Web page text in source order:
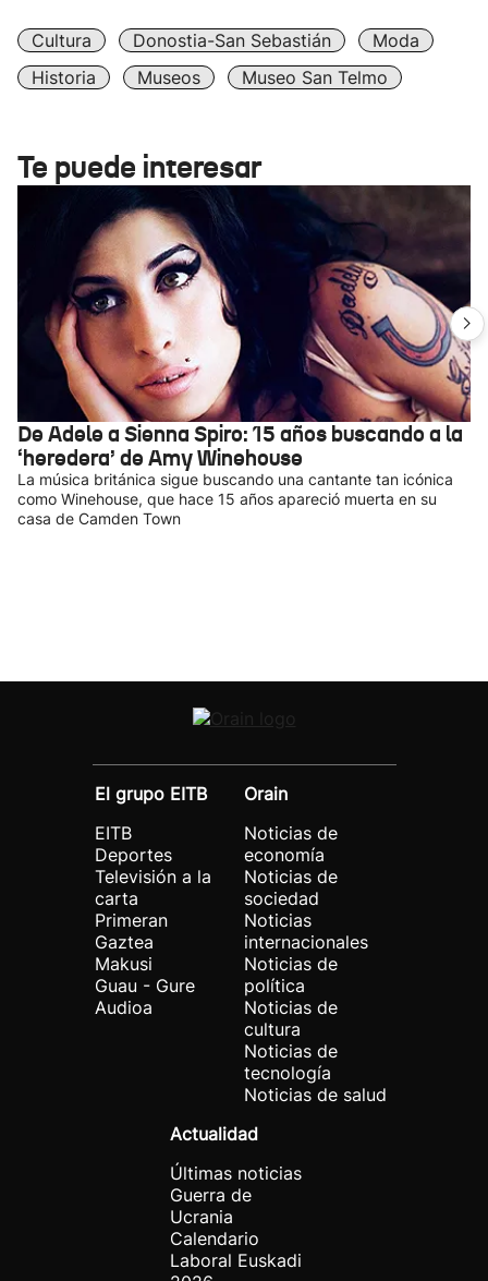
Cultura Donostia-San Sebastián
Moda
Historia
Museos Museo San Telmo
Te puede interesar
De Adele a Sienna Spiro: 15 años buscando a la
‘heredera’ de Amy Winehouse
La música británica sigue buscando una cantante tan icónica
como Winehouse, que hace 15 años apareció muerta en su
casa de Camden Town
El grupo EITB
EITB
Deportes
Televisión a la
carta
Primeran
Gaztea
Makusi
Guau - Gure
Audioa
Orain
Noticias de
economía
Noticias de
sociedad
Noticias
internacionales
Noticias de
política
Noticias de
cultura
Noticias de
tecnología
Noticias de salud
Actualidad
Últimas noticias
Guerra de
Ucrania
Calendario
Laboral Euskadi